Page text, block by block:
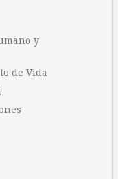
y
de Vida